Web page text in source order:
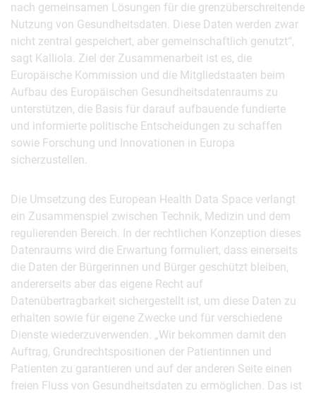
nach gemeinsamen Lösungen für die grenzüberschreitende
Nutzung von Gesundheitsdaten. Diese Daten werden zwar
nicht zentral gespeichert, aber gemeinschaftlich genutzt“,
sagt Kalliola. Ziel der Zusammenarbeit ist es, die
Europäische Kommission und die Mitgliedstaaten beim
Aufbau des Europäischen Gesundheitsdatenraums zu
unterstützen, die Basis für darauf aufbauende fundierte
und informierte politische Entscheidungen zu schaffen
sowie Forschung und Innovationen in Europa
sicherzustellen.
Die Umsetzung des European Health Data Space verlangt
ein Zusammenspiel zwischen Technik, Medizin und dem
regulierenden Bereich. In der rechtlichen Konzeption dieses
Datenraums wird die Erwartung formuliert, dass einerseits
die Daten der Bürgerinnen und Bürger geschützt bleiben,
andererseits aber das eigene Recht auf
Datenübertragbarkeit sichergestellt ist, um diese Daten zu
erhalten sowie für eigene Zwecke und für verschiedene
Dienste wiederzuverwenden. „Wir bekommen damit den
Auftrag, Grundrechtspositionen der Patientinnen und
Patienten zu garantieren und auf der anderen Seite einen
freien Fluss von Gesundheitsdaten zu ermöglichen. Das ist